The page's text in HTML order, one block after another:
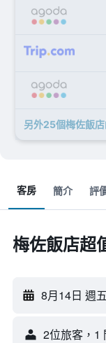
另外25個梅佐飯
客房 簡介 評
梅佐飯店超
8月14日 週五
2位旅客，1